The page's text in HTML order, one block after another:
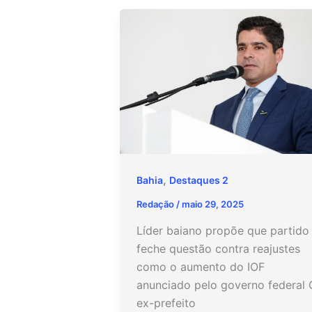
Bahia, Destaques 2
Redação /maio 29, 2025
Líder baiano propõe que partido
feche questão contra reajustes
como o aumento do IOF
anunciado pelo governo federal
ex-prefeito